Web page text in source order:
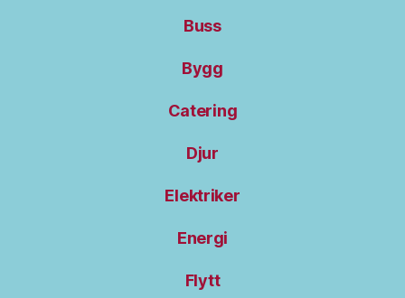
Buss
Bygg
Catering
Djur
Elektriker
Energi
Flytt